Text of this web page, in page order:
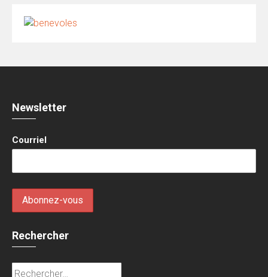
Newsletter
Courriel
Rechercher
Rechercher :